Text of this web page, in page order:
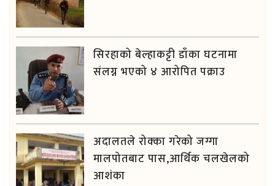
सिरहाको बेल्हाकट्टी डाँका घटनामा
संलग्न भएको ४ आरोपित पक्राउ
अदालतले रोक्का गरेको जग्गा
मालपोतबाट पास,आर्थिक चलखेलको
आशंका